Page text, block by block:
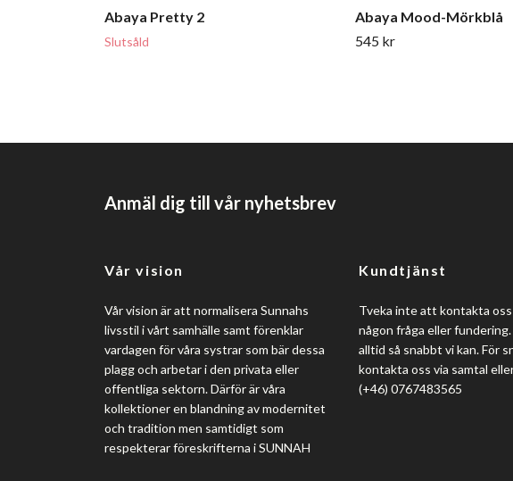
Abaya Pretty 2
Slutsåld
Abaya Mood-Mörkblå
545 kr
Anmäl dig till vår nyhetsbrev
Vår vision
Vår vision är att normalisera Sunnahs
livsstil i vårt samhälle samt förenklar
vardagen för våra systrar som bär dessa
plagg och arbetar i den privata eller
offentliga sektorn. Därför är våra
kollektioner en blandning av modernitet
och tradition men samtidigt som
respekterar föreskrifterna i SUNNAH
Kundtjänst
Tveka inte att kontakta oss
någon fråga eller
alltid så snabbt vi kan. För
kontakta oss via samtal
(+46) 0767483565